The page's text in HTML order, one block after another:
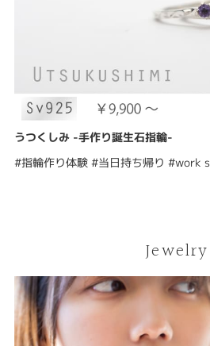
うつくしみ -手作り誕生石指輪-
#指輪作り体験 #当日持ち帰り #work
Jewelry